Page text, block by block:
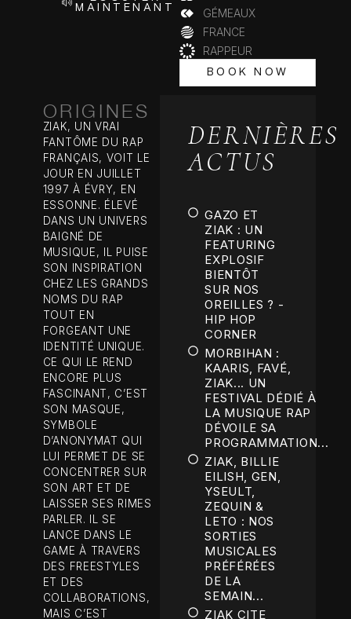
MAINTENANT
GÉMEAUX
FRANCE
RAPPEUR
BOOK NOW
ORIGINES
ZIAK, UN VRAI
FANTÔME DU RAP
FRANÇAIS, VOIT LE
JOUR EN JUILLET
1997 À ÉVRY, EN
ESSONNE. ÉLEVÉ
DANS UN UNIVERS
BAIGNÉ DE
MUSIQUE, IL PUISE
SON INSPIRATION
CHEZ LES GRANDS
NOMS DU RAP
TOUT EN
FORGEANT UNE
IDENTITÉ UNIQUE.
CE QUI LE REND
ENCORE PLUS
FASCINANT, C’EST
SON MASQUE,
SYMBOLE
D’ANONYMAT QUI
LUI PERMET DE SE
CONCENTRER SUR
SON ART ET DE
LAISSER SES RIMES
PARLER. IL SE
LANCE DANS LE
GAME À TRAVERS
DES FREESTYLES
ET DES
COLLABORATIONS,
MAIS C’EST
DERNIÈRES
ACTUS
GAZO ET
ZIAK : UN
FEATURING
EXPLOSIF
BIENTÔT
SUR NOS
OREILLES ? -
HIP HOP
CORNER
MORBIHAN :
KAARIS, FAVÉ,
ZIAK... UN
FESTIVAL DÉDIÉ À
LA MUSIQUE RAP
DÉVOILE SA
PROGRAMMATION...
ZIAK, BILLIE
EILISH, GEN,
YSEULT,
ZEQUIN &
LETO : NOS
SORTIES
MUSICALES
PRÉFÉRÉES
DE LA
SEMAIN...
ZIAK CITE